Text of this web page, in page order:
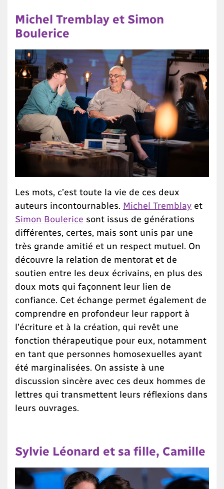
Michel Tremblay et Simon
Boulerice
Les mots, c’est toute la vie de ces deux
auteurs incontournables. Michel Tremblay et
Simon Boulerice sont issus de générations
différentes, certes, mais sont unis par une
très grande amitié et un respect mutuel. On
découvre la relation de mentorat et de
soutien entre les deux écrivains, en plus des
doux mots qui façonnent leur lien de
confiance. Cet échange permet également de
comprendre en profondeur leur rapport à
l’écriture et à la création, qui revêt une
fonction thérapeutique pour eux, notamment
en tant que personnes homosexuelles ayant
été marginalisées. On assiste à une
discussion sincère avec ces deux hommes de
lettres qui transmettent leurs réflexions dans
leurs ouvrages.
Sylvie Léonard et sa fille, Camille